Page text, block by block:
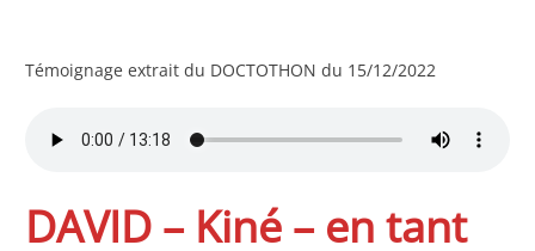
Témoignage extrait du DOCTOTHON du 15/12/2022
DAVID – Kiné – en tant